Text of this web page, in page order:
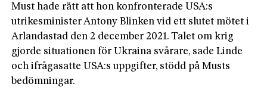
Must hade rätt att hon konfronterade USA:s
utrikesminister Antony Blinken vid ett slutet mötet i
Arlandastad den 2 december 2021. Talet om krig
gjorde situationen för Ukraina svårare, sade Linde
och ifrågasatte USA:s uppgifter, stödd på Musts
bedömningar.